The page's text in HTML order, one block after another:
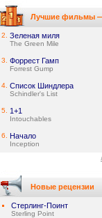
Лучшие фильмы —
2. Зеленая миля
The Green Mile
3. Форрест Гамп
Forrest Gump
4. Список Шиндлера
Schindler's List
5. 1+1
Intouchables
6. Начало
Inception
Новые рецензии
Стерлинг-Поинт
Sterling Point